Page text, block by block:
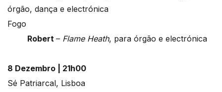
órgão, dança e electrónica
Fogo
Robert – Flame Heath, para órgão e electrónica
8 Dezembro | 21h00
Sé Patriarcal, Lisboa